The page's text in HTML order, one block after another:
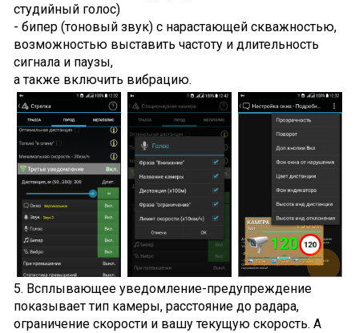
студийный голос)
- бипер (тоновый звук) с нарастающей скважностью,
возможностью выставить частоту и длительность
сигнала и паузы,
а также включить вибрацию.
5. Всплывающее уведомление-предупреждение
показывает тип камеры, расстояние до радара,
ограничение скорости и вашу текущую скорость. А